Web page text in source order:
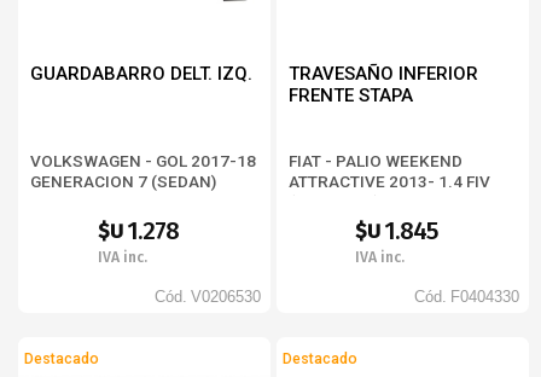
GUARDABARRO DELT. IZQ.
VOLKSWAGEN - GOL 2017-18
GENERACION 7 (SEDAN)
$U1.278
IVA inc.
Cód. V0206530
TRAVESAÑO INFERIOR
FRENTE STAPA
FIAT - PALIO WEEKEND
ATTRACTIVE 2013- 1.4 FIV
$U1.845
IVA inc.
Cód. F0404330
Destacado Destacado